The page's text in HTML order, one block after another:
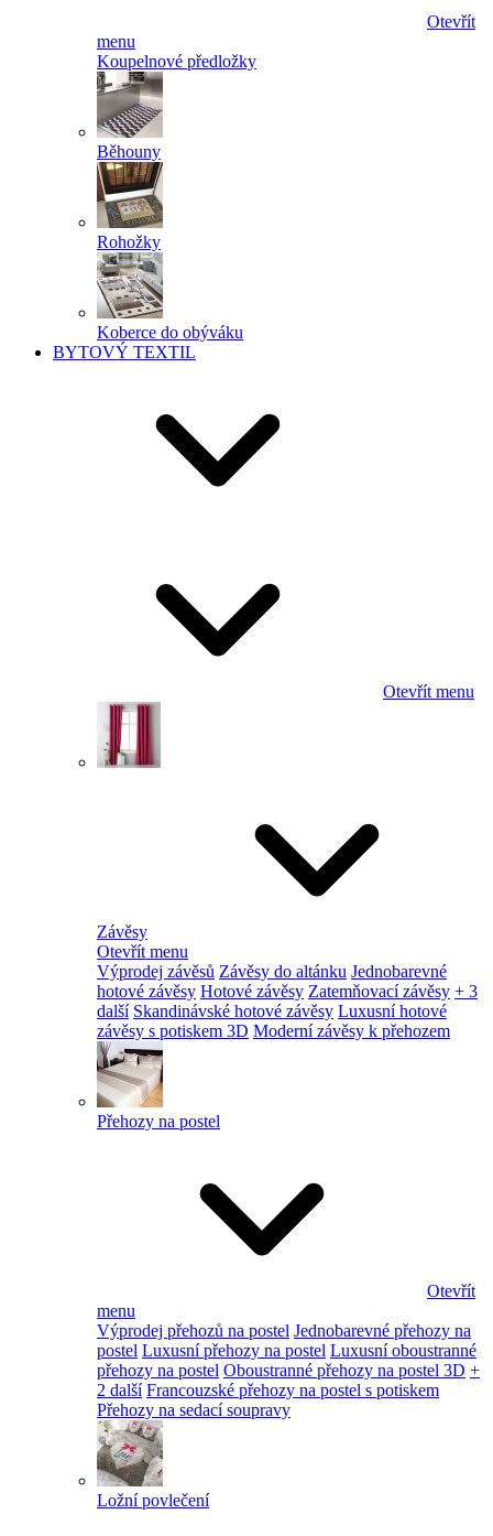
Otevřít
menu
Koupelnové předložky
Běhouny
Rohožky
Koberce do obýváku
BYTOVÝ TEXTIL
Otevřít menu
Závěsy
Otevřít menu
Výprodej závěsů Závěsy do altánku Jednobarevné
hotové závěsy Hotové závěsy Zatemňovací závěsy + 3
další Skandinávské hotové závěsy Luxusní hotové
závěsy s potiskem 3D Moderní závěsy k přehozem
Přehozy na postel
Otevřít
menu
Výprodej přehozů na postel Jednobarevné přehozy na
postel Luxusní přehozy na postel Luxusní oboustranné
přehozy na postel Oboustranné přehozy na postel 3D +
2 další Francouzské přehozy na postel s potiskem
Přehozy na sedací soupravy
Ložní povlečení